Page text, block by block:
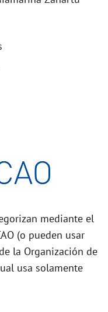
mediante el
(o pueden usar
la Organización de
usa solamente